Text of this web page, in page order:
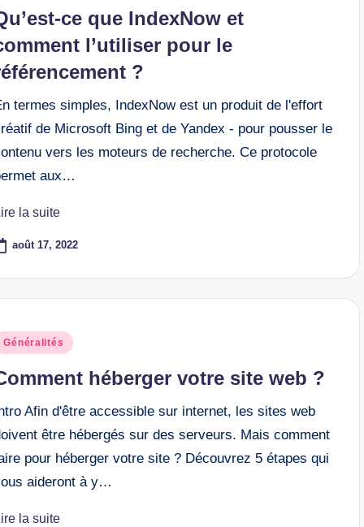
ce que IndexNow et
l’utiliser pour le
?
termes simples, IndexNow est un produit de l'effort
de Microsoft Bing et de Yandex - pour pousser le
vers les moteurs de recherche. Ce protocole
aux…
la suite
août 17, 2022
Généralités
héberger votre site web ?
Afin d'être accessible sur internet, les sites web
être hébergés sur des serveurs. Mais comment
pour héberger votre site ? Découvrez 5 étapes qui
aideront à y…
la suite